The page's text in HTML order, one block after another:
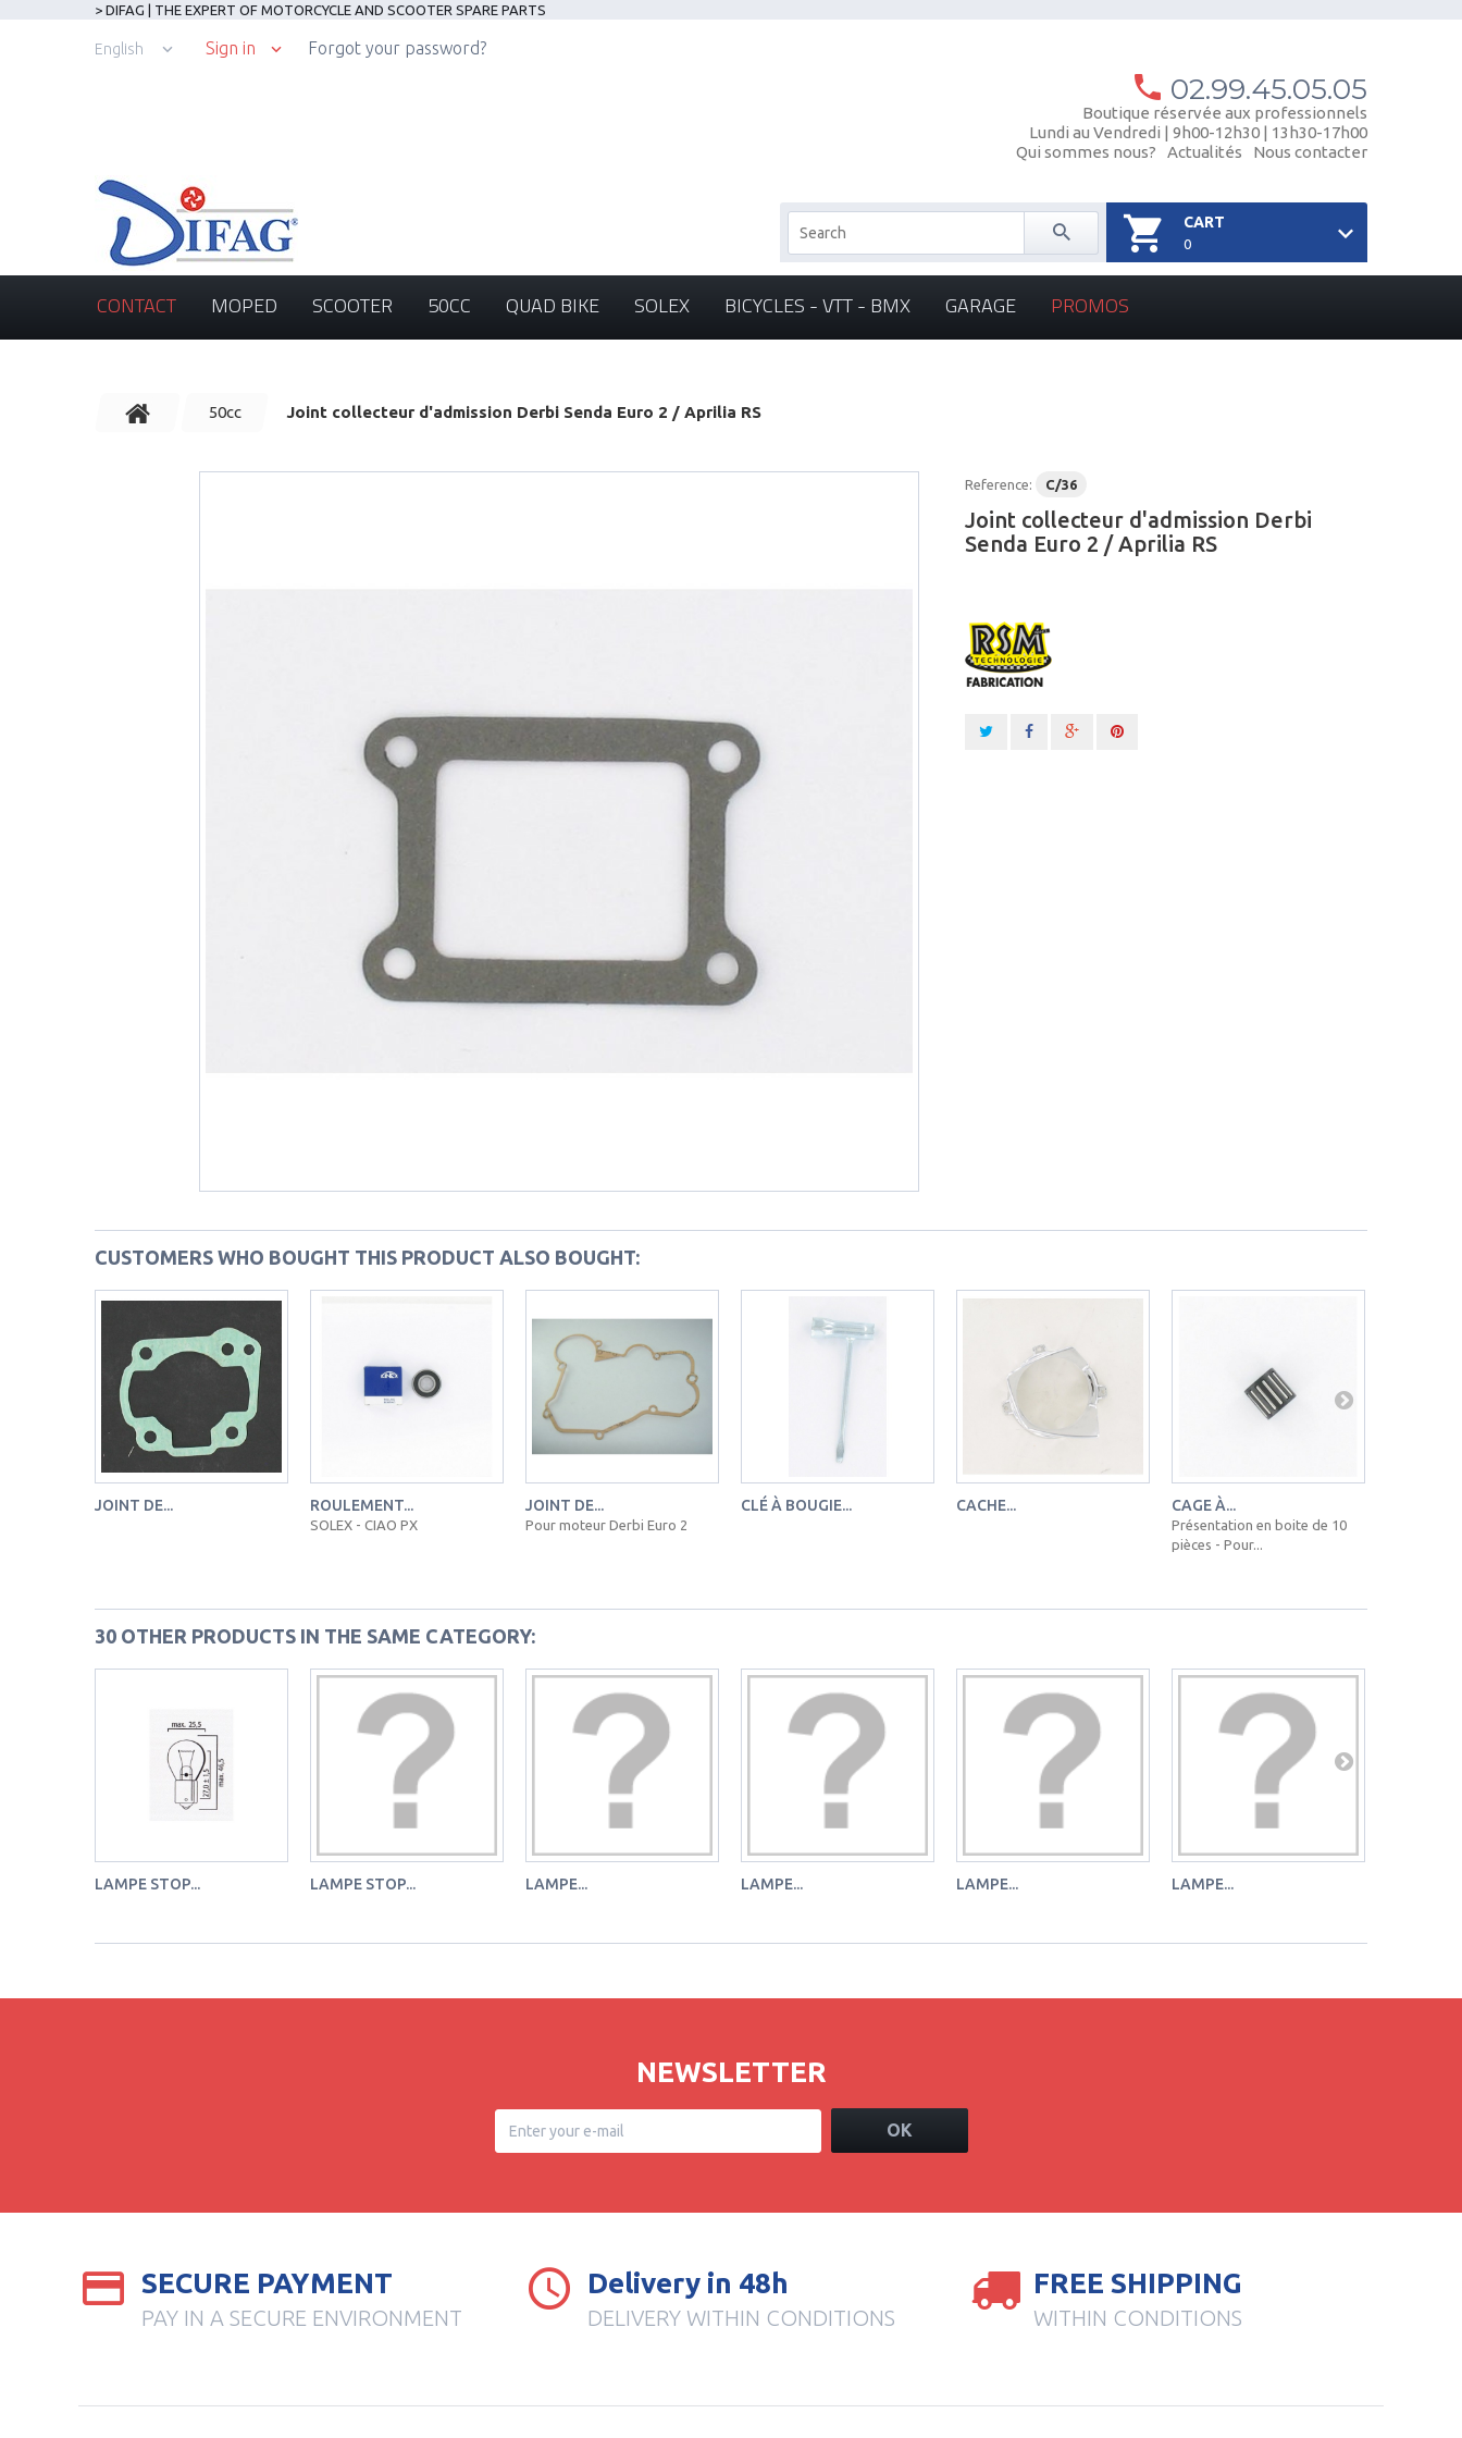
> DIFAG | THE EXPERT OF MOTORCYCLE AND SCOOTER SPARE PARTS
English Sign in Forgot your password?
02.99.45.05.05
Boutique réservée aux professionnels
Lundi au Vendredi | 9h00-12h30 | 13h30-17h00
Qui sommes nous?
Actualités Nous contacter
CART
0
CONTACT MOPED SCOOTER 50CC QUAD BIKE SOLEX BICYCLES - VTT - BMX GARAGE PROMOS
50cc Joint collecteur d'admission Derbi Senda Euro 2 / Aprilia RS
Reference: C/36
Joint collecteur d'admission Derbi
Senda Euro 2 / Aprilia RS
CUSTOMERS WHO BOUGHT THIS PRODUCT ALSO BOUGHT:
JOINT DE... ROULEMENT...
SOLEX - CIAO PX
JOINT DE...
Pour moteur Derbi Euro 2
CLÉ À BOUGIE... CACHE... CAGE À...
Présentation en boite de 10
pièces - Pour...
30 OTHER PRODUCTS IN THE SAME CATEGORY:
LAMPE STOP... LAMPE STOP... LAMPE... LAMPE... LAMPE... LAMPE...
NEWSLETTER
OK
SECURE PAYMENT
PAY IN A SECURE ENVIRONMENT
Delivery in 48h
DELIVERY WITHIN CONDITIONS
FREE SHIPPING
WITHIN CONDITIONS